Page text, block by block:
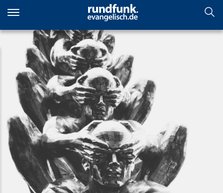
zum
Inhalt
Waren wir blind?